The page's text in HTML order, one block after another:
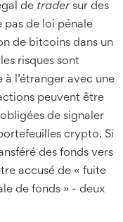
de tradersur des
pas de loi pénale
de bitcoins dans un
risques sont
l’étranger avec une
peuvent être
de signaler
crypto. Si
des fonds vers
accusé de « fuite
de fonds » - deux